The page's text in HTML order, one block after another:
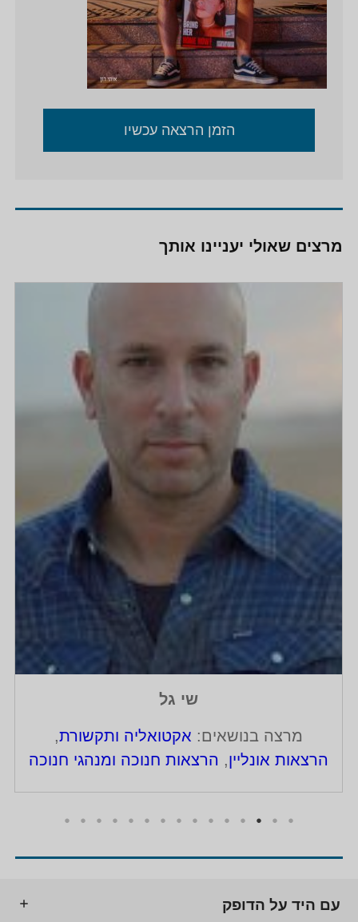
הזמן הרצאה עכשיו
מרצים שאולי יעניינו אותך
שי גל
מרצה בנושאים: אקטואליה ותקשורת,
הרצאות אונליין, הרצאות חנוכה ומנהגי חנוכה
עם היד על הדופק